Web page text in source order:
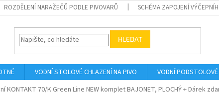
ROZDĚLENÍ NARAŽEČŮ PODLE PIVOVARŮ SCHÉMA ZAPOJENÍ
HLEDAT
VODNÍ STOLOVÉ CHLAZENÍ NA PIVO VODNÍ
KONTAKT 70/K Green Line NEW komplet BAJONET, PLOCHÝ+ Dárek